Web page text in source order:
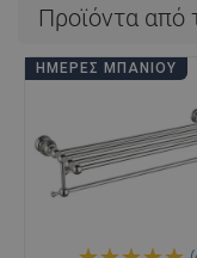
Προϊόντα από
ΗΜΈΡΕΣ ΜΠΆΝΙΟΥ